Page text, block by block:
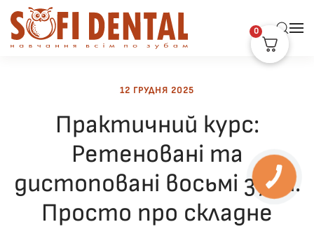
Skip to main content
12 ГРУДНЯ 2025
Практичний курс:
Ретеновані та
дистоповані восьмі зуби.
Просто про складне
0